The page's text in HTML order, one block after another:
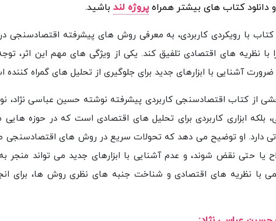
دانلود کتاب های بیشتر همراهپروژه لند باشید.
کتاب با رویکردی کاربردی، به معرفی روش های پیشرفته اقتصادسنجی
نظریه های اقتصادی تلفیق کند. یکی از ویژگی های مهم این اثر،
آشنایی با ابزارهای جدید برای جلوگیری از تحلیل های گمراه کننده
از کتاب اقتصادسنجی کاربردی پیشرفته نوشته حسین عباسی نژاد،
بلکه ابزاری کاربردی برای تحلیل های اقتصادی است که در حوزه هایی
دارد. او توضیح می دهد که تحولات سریع در روش های
حتی نقض شوند، و عدم آشنایی با ابزارهای جدید می تواند منجر
کمی با نظریه های اقتصادی و شناخت جنبه های نظری روش ها، برای